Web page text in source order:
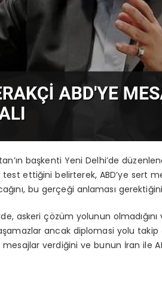
başkenti Yeni Delhi’de
test ettiğini belirterek, ABD’ye sert
bu gerçeği anlaması
askeri çözüm yolunun olmadığını
ancak diplomasi yolu takip
mesajlar verdiğini ve bunun İran ile